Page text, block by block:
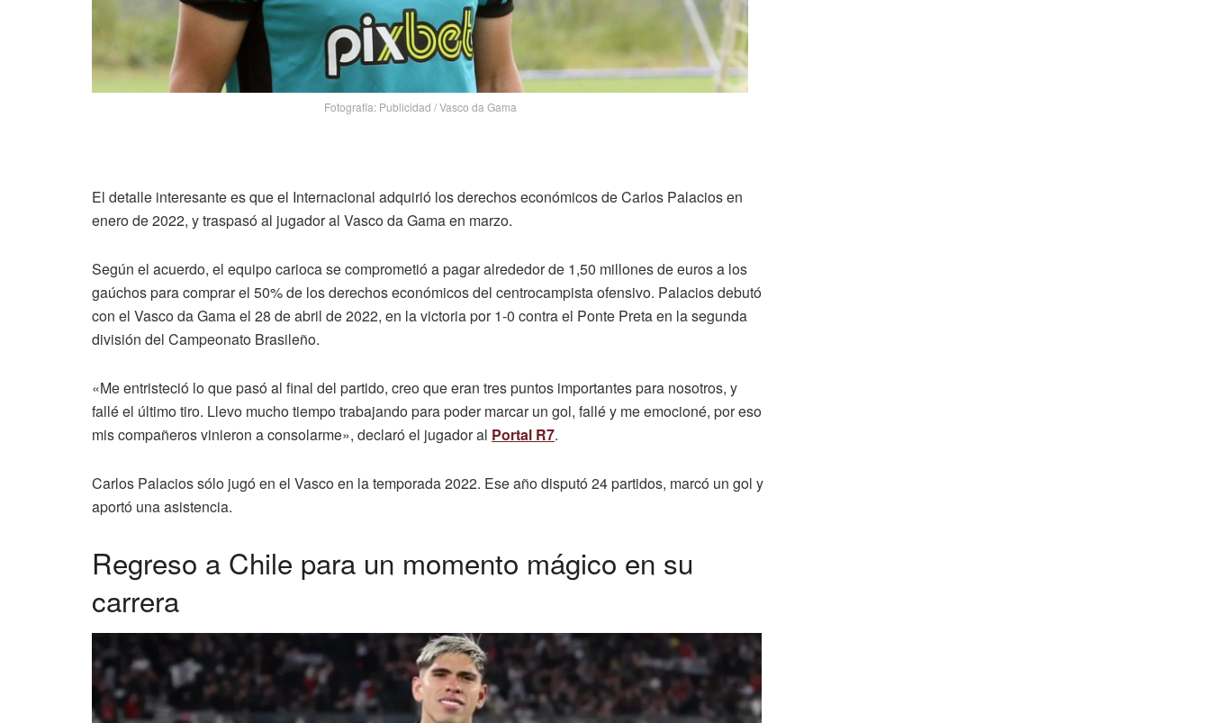
Fotografía: Publicidad / Vasco da Gama
El detalle interesante es que el Internacional adquirió los derechos económicos de Carlos Palacios en
enero de 2022, y traspasó al jugador al Vasco da Gama en marzo.
Según el acuerdo, el equipo carioca se comprometió a pagar alrededor de 1,50 millones de euros a los
gaúchos para comprar el 50% de los derechos económicos del centrocampista ofensivo. Palacios debutó
con el Vasco da Gama el 28 de abril de 2022, en la victoria por 1-0 contra el Ponte Preta en la segunda
división del Campeonato Brasileño.
«Me entristeció lo que pasó al final del partido, creo que eran tres puntos importantes para nosotros, y
fallé el último tiro. Llevo mucho tiempo trabajando para poder marcar un gol, fallé y me emocioné, por eso
mis compañeros vinieron a consolarme», declaró el jugador al Portal R7.
Carlos Palacios sólo jugó en el Vasco en la temporada 2022. Ese año disputó 24 partidos, marcó un gol y
aportó una asistencia.
Regreso a Chile para un momento mágico en su
carrera